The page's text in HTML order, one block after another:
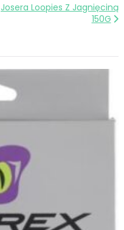
Josera Loopies Z Jagnięciną
150G